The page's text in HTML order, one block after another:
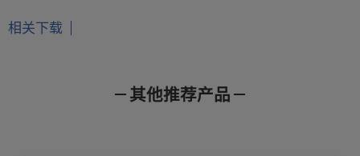
相关下载
使用说明书
其他推荐产品